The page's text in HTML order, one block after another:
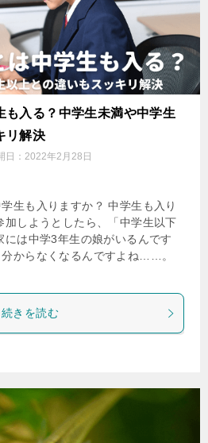
も入る？中学生未満や中学生
リ解決
日： 2022年2月28日
生も入りますか？ 中学生も入り
加しようとしたら、「中学生以下
は中学3年生の娘がいるんです
からなくなるんですよね……。
続きを読む